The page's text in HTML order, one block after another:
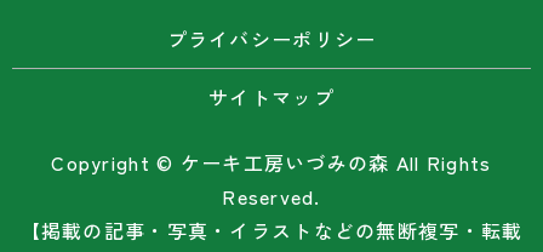
プライバシーポリシー
サイトマップ
Copyright © ケーキ工房いづみの森 All Rights
Reserved.
【掲載の記事・写真・イラストなどの無断複写・転載